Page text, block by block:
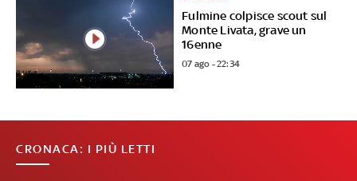
Fulmine colpisce scout sul
Monte Livata, grave un
16enne
07 ago - 22:34
CRONACA: I PIÙ LETTI